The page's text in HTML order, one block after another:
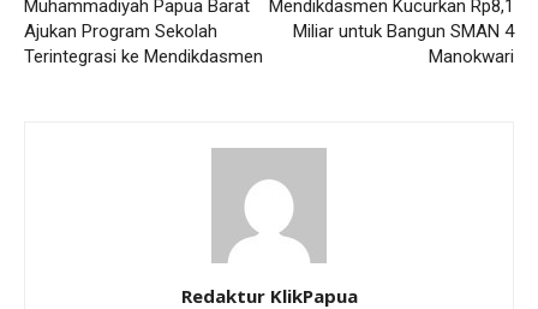
Muhammadiyah Papua Barat
Ajukan Program Sekolah
Terintegrasi ke Mendikdasmen
Mendikdasmen Kucurkan Rp8,1
Miliar untuk Bangun SMAN 4
Manokwari
Redaktur KlikPapua